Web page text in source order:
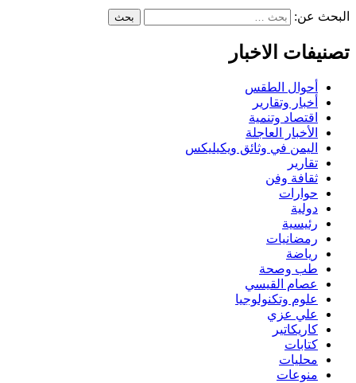
البحث عن:
تصنيفات الاخبار
أحوال الطقس
أخبار وتقارير
اقتصاد وتنمية
الأخبار العاجلة
اليمن في وثائق ويكيليكس
تقارير
ثقافة وفن
حوارات
دولية
رئيسية
رمضانيات
رياضة
طب وصحة
عصام القيسي
علوم وتكنولوجيا
علي عزي
كاريكاتير
كتابات
محليات
منوعات